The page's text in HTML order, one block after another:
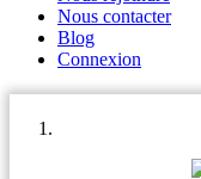
Nous contacter
Blog
Connexion